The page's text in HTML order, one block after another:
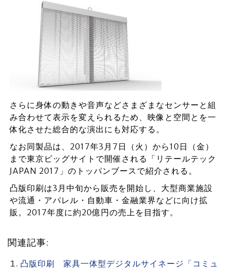
さらに身体の動きや音声などさまざまなセンサーと組
み合わせて表示を変えられるため、映像と空間とを一
体化させた総合的な演出にも対応する。
なお同製品は、2017年3月7日（火）から10日（金）
まで東京ビッグサイトで開催される「リテールテック
JAPAN 2017」のトッパンブースで紹介される。
凸版印刷は3月中旬から販売を開始し、大型商業施設
や流通・アパレル・自動車・金融業界などに向け拡
販。2017年度に約20億円の売上を目指す。
関連記事:
凸版印刷 家具一体型デジタルサイネージ「コミュ